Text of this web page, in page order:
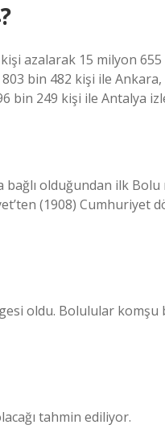
azalarak 15 milyon
803 bin 482 kişi ile
bin 249 kişi ile Antalya
olduğundan ilk
(1908) Cumhuriyet
oldu. Bolulular
tahmin ediliyor.